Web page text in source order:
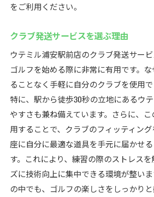
をご利用ください。
クラブ発送サービスを選ぶ理由
ウテミル浦安駅前店のクラブ発送サー
ゴルフを始める際に非常に有用です。
ることなく手軽に自分のクラブを使用で
特に、駅から徒歩30秒の立地にあるウ
やすさも兼ね備えています。さらに、
用することで、クラブのフィッティン
座に自分に最適な道具を手元に届かせ
す。これにより、練習の際のストレス
ズに技術向上に集中できる環境が整い
の中でも、ゴルフの楽しさをしっかり